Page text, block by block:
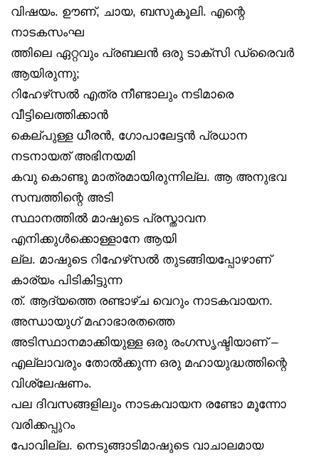
വിഷയം. ഊണ്, ചായ, ബസുകൂലി. എന്റെ
നാടകസംഘ
ത്തിലെ ഏറ്റവും പ്രബലൻ ഒരു ടാക്‌സി ഡ്രൈവർ
ആയിരുന്നു;
റിഹേഴ്‌സൽ എത്ര നീണ്ടാലും നടിമാരെ
വീട്ടിലെത്തിക്കാൻ
കെല്പുള്ള ധീരൻ, ഗോപാലേട്ടൻ പ്രധാന
നടനായത് അഭിനയമി
കവു കൊണ്ടു മാത്രമായിരുന്നില്ല. ആ അനുഭവ
സമ്പത്തിന്റെ അടി
സ്ഥാനത്തിൽ മാഷുടെ പ്രസ്താവന
എനിക്കുൾക്കൊള്ളാനേ ആയി
ല്ല. മാഷുടെ റിഹേഴ്‌സൽ തുടങ്ങിയപ്പോഴാണ്
കാര്യം പിടികിട്ടുന്ന
ത്. ആദ്യത്തെ രണ്ടാഴ്ച വെറും നാടകവായന.
അന്ധായുഗ് മഹാഭാരതത്തെ
അടിസ്ഥാനമാക്കിയുള്ള ഒരു രംഗസൃഷ്ടിയാണ് –
എല്ലാവരും തോൽക്കുന്ന ഒരു മഹായുദ്ധത്തിന്റെ
വിശ്ലേഷണം.
പല ദിവസങ്ങളിലും നാടകവായന രണ്ടോ മൂന്നോ
വരിക്കപ്പുറം
പോവില്ല. നെടുങ്ങാടിമാഷുടെ വാചാലമായ